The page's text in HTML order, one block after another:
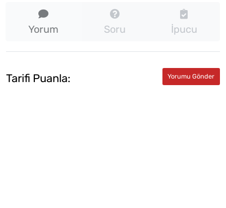
Yorum Soru İpucu
Tarifi Puanla: